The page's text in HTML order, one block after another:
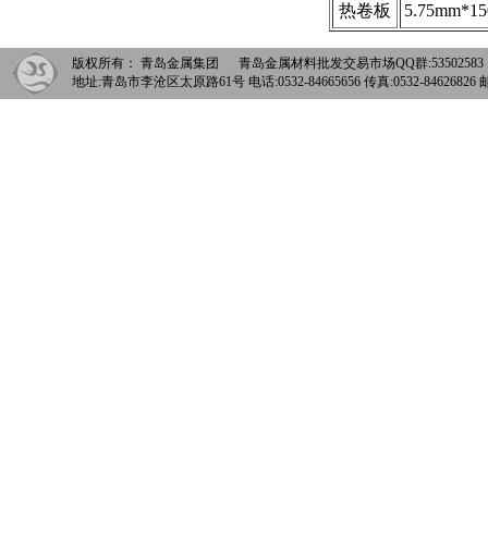
热卷板
版权所有： 青岛金属集团 青岛金属材料批发交易市场QQ群
地址:青岛市李沧区太原路61号 电话:0532-84665656 传真:0532-84626826